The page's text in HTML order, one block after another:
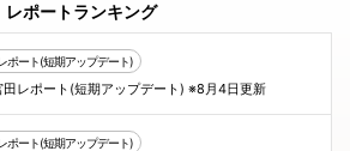
レポートランキング
ポート(短期アップデート)
レポート(短期アップデート) ※8月4日更新
ポート(短期アップデート)